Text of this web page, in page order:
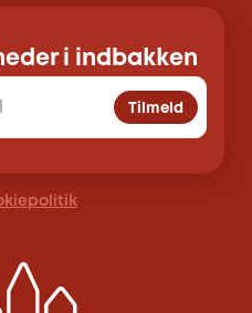
i indbakken
Tilmeld